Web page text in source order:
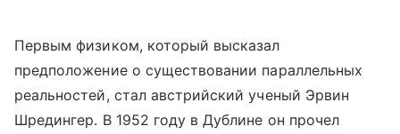
Первым физиком, который высказал
предположение о существовании параллельных
реальностей, стал австрийский ученый Эрвин
Шредингер. В 1952 году в Дублине он прочел